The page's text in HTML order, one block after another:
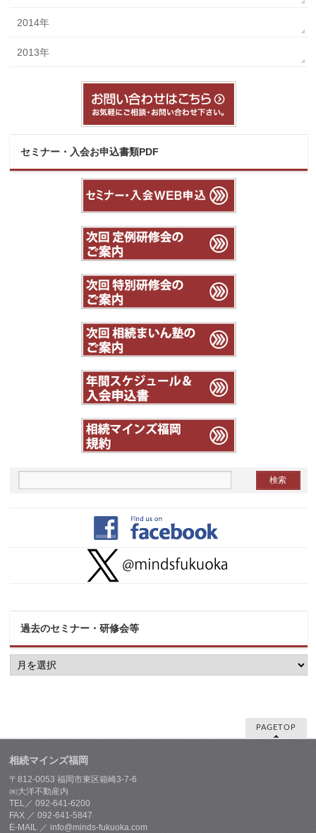
2014年
2013年
セミナー・入会お申込書類PDF
過去のセミナー・研修会等
過
去
の
研
修
会
等
PAGETOP
相続マインズ福岡
〒812-0053 福岡市東区箱崎3-7-6
㈱大洋不動産内
TEL／ 092-641-6200
FAX ／ 092-641-5847
E-MAIL ／ info@minds-fukuoka.com